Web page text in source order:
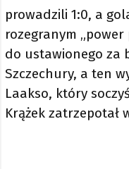
prowadzili 1:0, a
rozegranym „power
do ustawionego za
Szczechury, a ten
Laakso, który
Krążek zatrzepotał